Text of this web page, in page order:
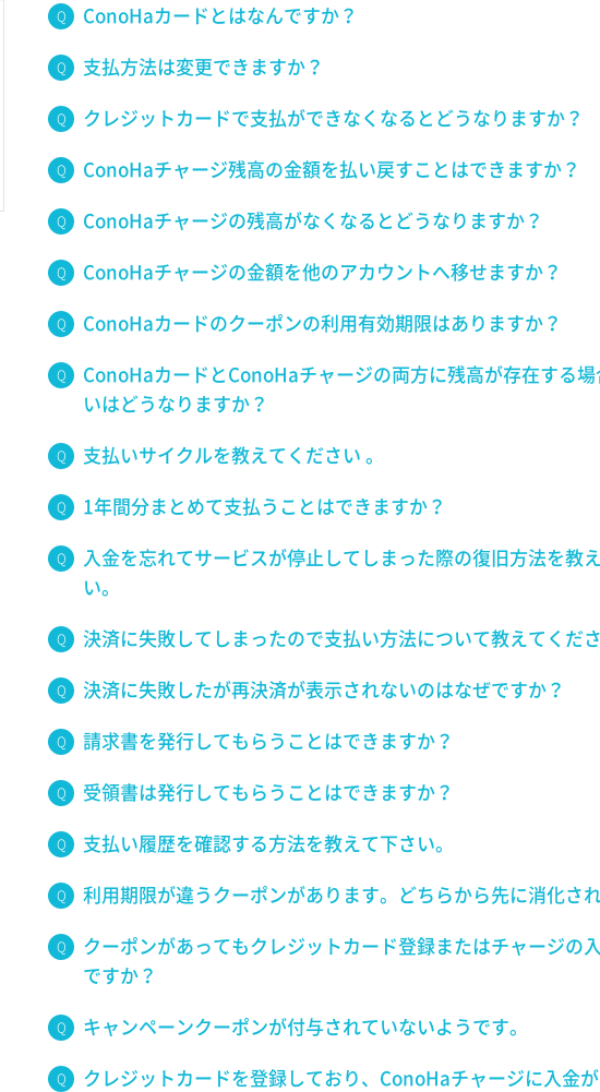
ConoHaカードとはなんですか？
支払方法は変更できますか？
クレジットカードで支払ができなくなるとどうなりますか？
ConoHaチャージ残高の金額を払い戻すことはできますか？
ConoHaチャージの残高がなくなるとどうなりますか？
ConoHaチャージの金額を他のアカウントへ移せますか？
ConoHaカードのクーポンの利用有効期限はありますか？
ConoHaカードとConoHaチャージの両方に残高が存在する
いはどうなりますか？
支払いサイクルを教えてください 。
1年間分まとめて支払うことはできますか？
入金を忘れてサービスが停止してしまった際の復旧方法を教
い。
決済に失敗してしまったので支払い方法について教えてくださ
決済に失敗したが再決済が表示されないのはなぜですか？
請求書を発行してもらうことはできますか？
受領書は発行してもらうことはできますか？
支払い履歴を確認する方法を教えて下さい。
利用期限が違うクーポンがあります。どちらから先に消化さ
クーポンがあってもクレジットカード登録またはチャージの
ですか？
キャンペーンクーポンが付与されていないようです。
クレジットカードを登録しており、ConoHaチャージに入金